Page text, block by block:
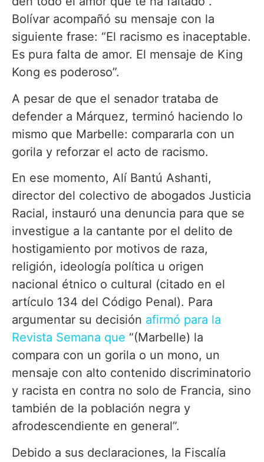
Bolívar acompañó su mensaje con la
siguiente frase: “El racismo es inaceptable.
Es pura falta de amor. El mensaje de King
Kong es poderoso”.
A pesar de que el senador trataba de
defender a Márquez, terminó haciendo lo
mismo que Marbelle: compararla con un
gorila y reforzar el acto de racismo.
En ese momento, Alí Bantú Ashanti,
director del colectivo de abogados Justicia
Racial, instauró una denuncia para que se
investigue a la cantante por el delito de
hostigamiento por motivos de raza,
religión, ideología política u origen
nacional étnico o cultural (citado en el
artículo 134 del Código Penal). Para
argumentar su decisión afirmó para la
Revista Semana que “(Marbelle) la
compara con un gorila o un mono, un
mensaje con alto contenido discriminatorio
y racista en contra no solo de Francia, sino
también de la población negra y
afrodescendiente en general”.
Debido a sus declaraciones, la Fiscalía